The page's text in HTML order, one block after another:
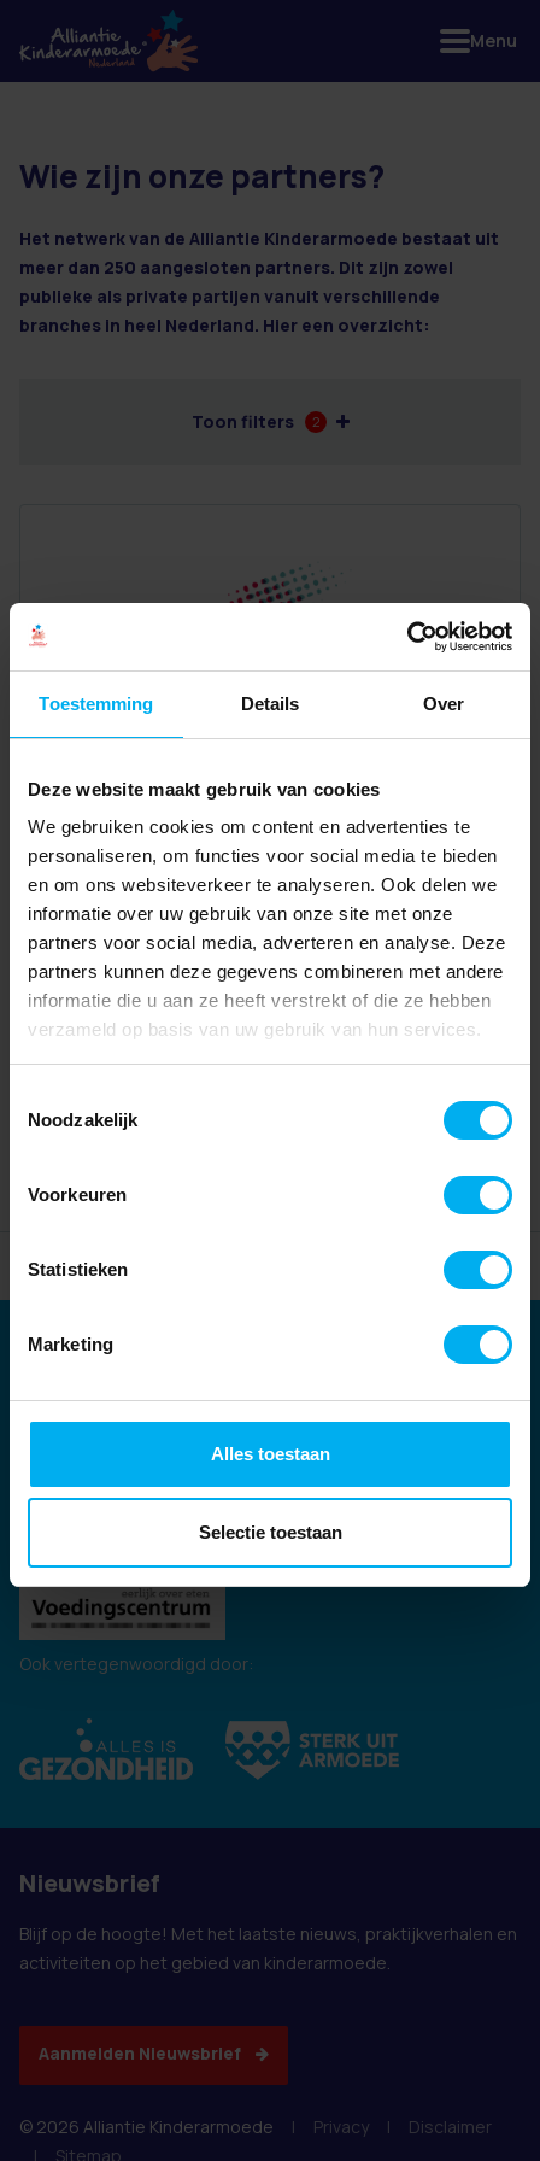
Toestemming Details Over
Deze website maakt gebruik van cookies
We gebruiken cookies om content en advertenties te
personaliseren, om functies voor social media te bieden
en om ons websiteverkeer te analyseren. Ook delen we
informatie over uw gebruik van onze site met onze
partners voor social media, adverteren en analyse. Deze
partners kunnen deze gegevens combineren met andere
informatie die u aan ze heeft verstrekt of die ze hebben
verzameld op basis van uw gebruik van hun services.
Noodzakelijk
Voorkeuren
Statistieken
Marketing
Alles toestaan
Selectie toestaan
2 resultaten
Wie zijn onze partners?
Het netwerk van de Alliantie Kinderarmoede bestaat uit
meer dan 250 aangesloten partners. Dit zijn zowel
publieke als private partijen vanuit verschillende
branches in heel Nederland. Hier een overzicht:
Toon filters 2
Home Partners
Partners
Kernpartners:
Ook vertegenwoordigd door:
Nieuwsbrief
Blijf op de hoogte! Met het laatste nieuws, praktijkverhalen en
activiteiten op het gebied van kinderarmoede.
Aanmelden Nieuwsbrief
© 2026 Alliantie Kinderarmoede | Privacy |
Disclaimer
|
Sitemap
Menu